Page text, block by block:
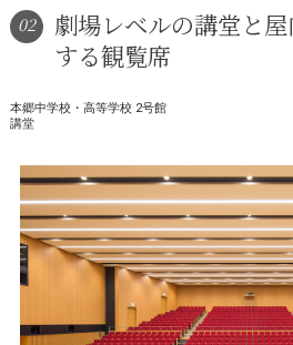
02
劇場レベルの講堂と
する観覧席
本郷中学校・高等学校 2号館
講堂